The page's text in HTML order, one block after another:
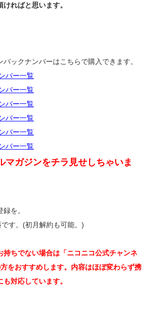
ればと思います。
ックナンバーはこちらで購入できます。
バー一覧
バー一覧
バー一覧
バー一覧
バー一覧
バー一覧
マガジンをチラ見せしちゃいま
を。
す。(初月解約も可能。)
持ちでない場合は「ニコニコ公式チャンネ
をおすすめします。内容はほぼ変わらず携
対応しています。